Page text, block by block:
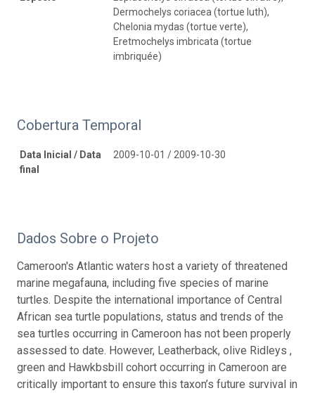
Dermochelys coriacea (tortue luth),
Chelonia mydas (tortue verte),
Eretmochelys imbricata (tortue
imbriquée)
Cobertura Temporal
Data Inicial / Data
final
2009-10-01 / 2009-10-30
Dados Sobre o Projeto
Cameroon's Atlantic waters host a variety of threatened
marine megafauna, including five species of marine
turtles. Despite the international importance of Central
African sea turtle populations, status and trends of the
sea turtles occurring in Cameroon has not been properly
assessed to date. However, Leatherback, olive Ridleys ,
green and Hawkbsbill cohort occurring in Cameroon are
critically important to ensure this taxon’s future survival in